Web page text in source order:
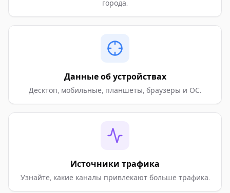
города.
Данные об устройствах
Десктоп, мобильные, планшеты, браузеры и ОС.
Источники трафика
Узнайте, какие каналы привлекают больше трафика.